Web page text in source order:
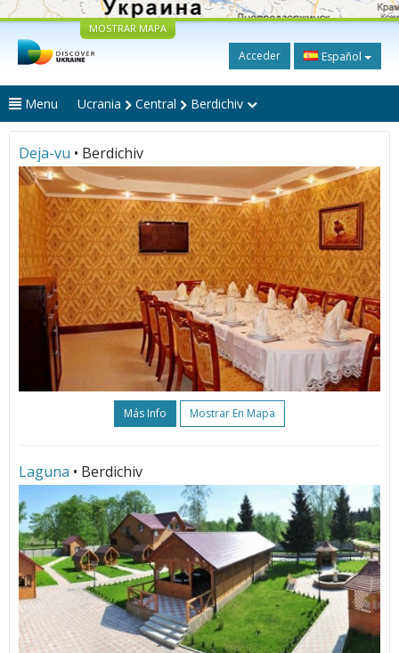
MOSTRAR MAPA
Acceder Español
Menu Ucrania Central Berdichiv
Deja-vu • Berdichiv
Más Info Mostrar En Mapa
Laguna • Berdichiv